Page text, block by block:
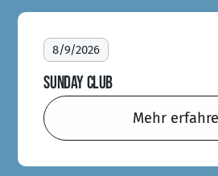
8/9/2026
SUNDAY CLUB
Mehr